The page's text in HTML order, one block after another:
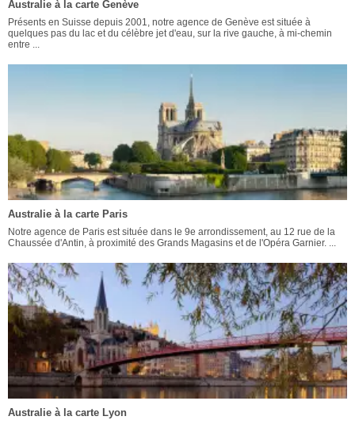
Australie à la carte Genève
Présents en Suisse depuis 2001, notre agence de Genève est située à
quelques pas du lac et du célèbre jet d'eau, sur la rive gauche, à mi-chemin
entre ...
Australie à la carte Paris
Notre agence de Paris est située dans le 9e arrondissement, au 12 rue de la
Chaussée d'Antin, à proximité des Grands Magasins et de l'Opéra Garnier. ...
Australie à la carte Lyon